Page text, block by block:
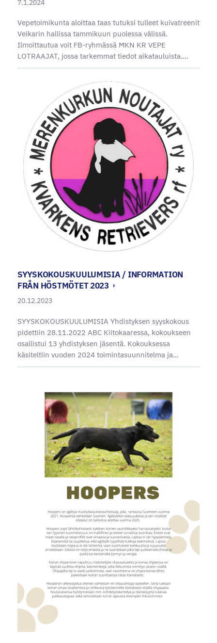
7.1.2024
Vepetoimikunta aloittaa taas tutuksi tulleet kuivatreenit
Veikarin hallissa tammikuun puolessa välissä.
Ilmoittautua voit FB-ryhmässä MKN KR VEPE
LOTRAAJAT, jossa tarkemmat tiedot aikatauluista.…
SYYSKOKOUSKUULUMISIA / INFORMATION
FRÅN HÖSTMÖTET 2023
20.12.2023
SYYSKOKOUSKUULUMISIA Yhdistyksen syyskokous
pidettiin 28.11.2022 ABC Kiitokaaressa, kokoukseen
osallistui 13 yhdistyksen jäsentä. Kokouksessa
käsiteltiin vuoden 2024 toimintasuunnitelma ja…